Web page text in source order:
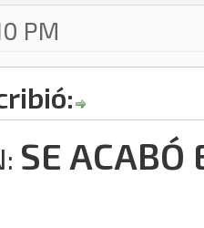
PM
SE ACABÓ